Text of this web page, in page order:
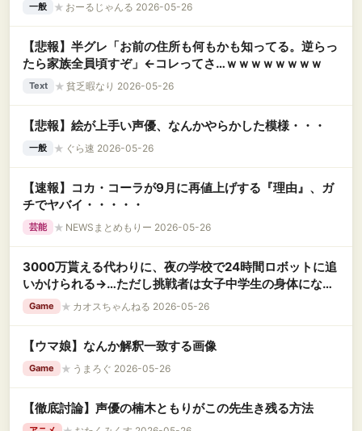
一般 ★ おーるじゃんる 2026-05-26
【悲報】半グレ「お前の住所も何もかも知ってる。逆らっ
たら家族全員頃すぞ」←コレってさ…ｗｗｗｗｗｗｗｗ
Text ★ 貧乏暇なり 2026-05-26
【悲報】絵が上手い声優、なんかやらかした模様・・・
一般 ★ ぐら速 2026-05-26
【速報】コカ・コーラが9月に再値上げする『理由』、ガ
チでヤバイ・・・・・
芸能 ★ NEWSまとめもりー 2026-05-26
3000万貰える代わりに、夜の学校で24時間ロボットに追
いかけられる→…ただし挑戦者は女子中学生の身体になっ
てGame ★ カオスちゃんねる 2026-05-26
【ウマ娘】なんか解釈一致する画像
Game ★ うまろぐ 2026-05-26
【徹底討論】声優の楠木ともりがこの先生き残る方法